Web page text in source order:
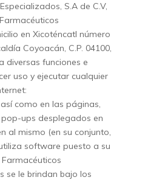
S.A de C.V,
en Xicoténcatl número
Coyoacán, C.P. 04100,
diversas funciones e
uso y ejecutar cualquier
como en las páginas,
ups desplegados en
al mismo (en su conjunto,
software puesto a su
se le brindan bajo los